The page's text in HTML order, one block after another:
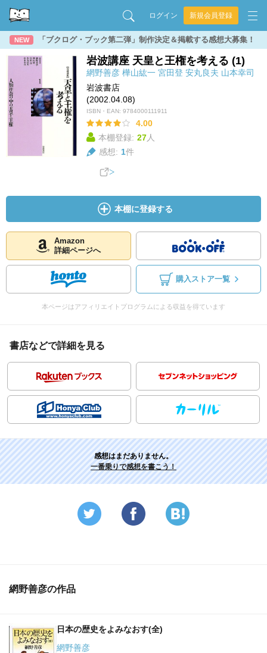
ログイン 新規会員登録
NEW 「ブクログ・ブック第二弾」制作決定＆掲載する感想大募集！
岩波講座 天皇と王権を考える (1)
網野善彦 樺山紘一 宮田登 安丸良夫 山本幸司
岩波書店
(2002.04.08)
ISBN・EAN: 9784000111911
4.00
本棚登録: 27人
感想: 1件
本棚に登録する
Amazon
詳細ページへ
購入ストア一覧
本ページはアフィリエイトプログラムによる収益を得ています
書店などで詳細を見る
感想はまだありません。
一番乗りで感想を書こう！
網野善彦の作品
日本の歴史をよみなおす(全)
網野善彦